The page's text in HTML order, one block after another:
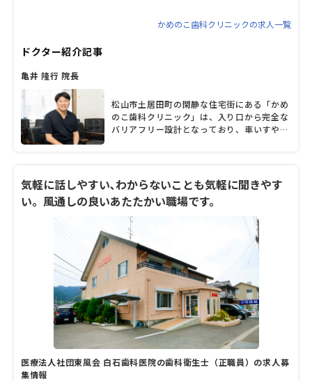
かめのこ歯科クリニックの求人一覧
ドクター紹介記事
亀井 隆行 院長
松山市土居田町の閑静な住宅街にある「かめ
のこ歯科クリニック」は、入り口から完全な
バリアフリー設計となっており、車いすや高
な笑顔と安心できる食生活のプロデュース」
をモットーに、子どもから高齢者まで、地域
の人々の口の健康を守るために尽力。また、
「楽しいクリニック」というコンセプトのも
と、スタッフが患者のQOLやデンタルIQの向
上に向けて真面目に取り組み、院内は落ち着
いた雰囲気の中にも活気があふれている。今
回はそんな同院の魅力、そして歯科医師とし
ての想いについて、亀井院長にたっぷりと話
してもらった。
気軽に話しやすい､わからないことも気軽に聞きやす
い。風通しの良いあたたかい職場です。
医療法人社団東風会 白石歯科医院の歯科衛生士（正職員）の求人募
集情報